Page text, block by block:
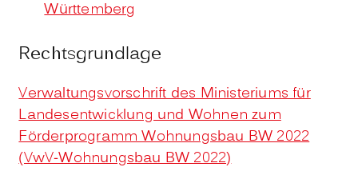
Württemberg
Rechtsgrundlage
Verwaltungsvorschrift des Ministeriums für
Landesentwicklung und Wohnen zum
Förderprogramm Wohnungsbau BW 2022
(VwV-Wohnungsbau BW 2022)